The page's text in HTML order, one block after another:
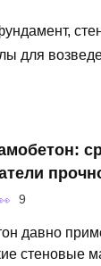
для
9
давно
стеновые